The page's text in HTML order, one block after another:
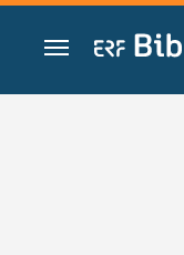
Zum Inhalt springen